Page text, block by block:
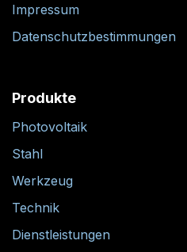
Impressum
Datenschutzbestimmungen
Produkte
Photovoltaik
Stahl
Werkzeug
Technik
Dienstleistungen